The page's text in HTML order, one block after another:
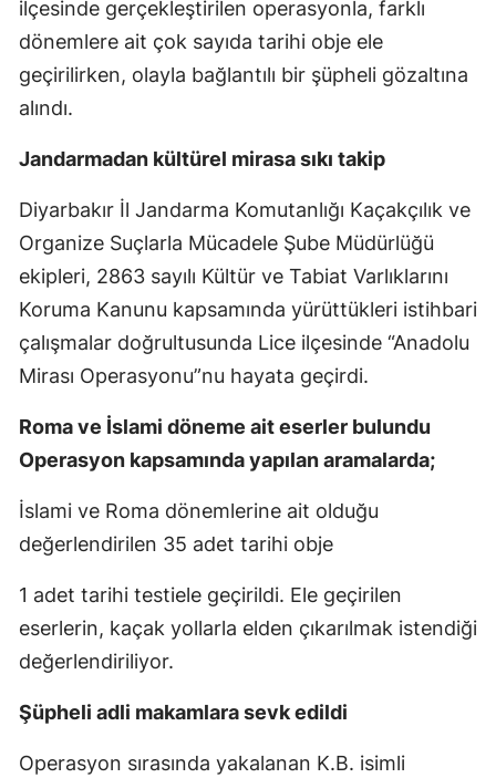
ilçesinde gerçekleştirilen operasyonla, farklı
dönemlere ait çok sayıda tarihi obje ele
geçirilirken, olayla bağlantılı bir şüpheli gözaltına
alındı.
Jandarmadan kültürel mirasa sıkı takip
Diyarbakır İl Jandarma Komutanlığı Kaçakçılık ve
Organize Suçlarla Mücadele Şube Müdürlüğü
ekipleri, 2863 sayılı Kültür ve Tabiat Varlıklarını
Koruma Kanunu kapsamında yürüttükleri istihbari
çalışmalar doğrultusunda Lice ilçesinde “Anadolu
Mirası Operasyonu”nu hayata geçirdi.
Roma ve İslami döneme ait eserler bulundu
Operasyon kapsamında yapılan aramalarda;
İslami ve Roma dönemlerine ait olduğu
değerlendirilen 35 adet tarihi obje
1 adet tarihi testiele geçirildi. Ele geçirilen
eserlerin, kaçak yollarla elden çıkarılmak istendiği
değerlendiriliyor.
Şüpheli adli makamlara sevk edildi
Operasyon sırasında yakalanan K.B. isimli